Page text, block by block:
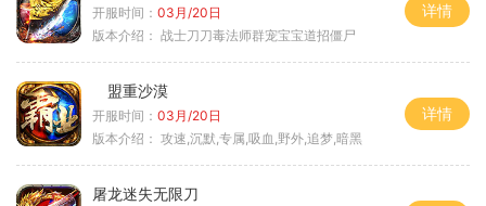
开服时间： 03月/20日
版本介绍： 战士刀刀毒法师群宠宝宝道招僵尸
详情
盟重沙漠
开服时间： 03月/20日
版本介绍： 攻速,沉默,专属,吸血,野外,追梦,暗黑
详情
屠龙迷失无限刀